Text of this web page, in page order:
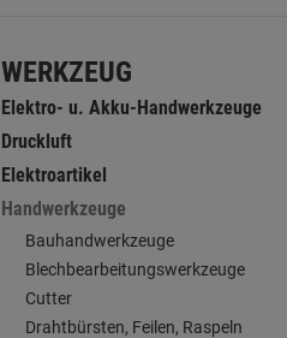
WERKZEUG
Elektro- u. Akku-Handwerkzeuge
Druckluft
Elektroartikel
Handwerkzeuge
Bauhandwerkzeuge
Blechbearbeitungswerkzeuge
Cutter
Drahtbürsten, Feilen, Raspeln